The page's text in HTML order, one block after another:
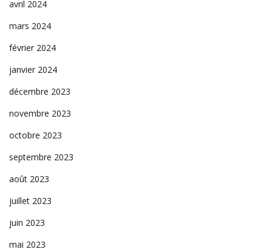
avril 2024
mars 2024
février 2024
janvier 2024
décembre 2023
novembre 2023
octobre 2023
septembre 2023
août 2023
juillet 2023
juin 2023
mai 2023